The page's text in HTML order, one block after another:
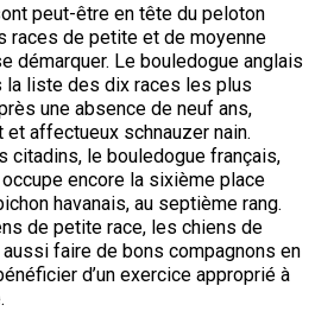
nain
peut-être en tête du peloton
races de petite et de moyenne
démarquer. Le bouledogue anglais
la liste des dix races les plus
une absence de neuf ans,
et affectueux schnauzer nain.
citadins, le bouledogue français,
encore la sixième place
havanais, au septième rang.
de petite race, les chiens de
faire de bons compagnons en
d’un exercice approprié à